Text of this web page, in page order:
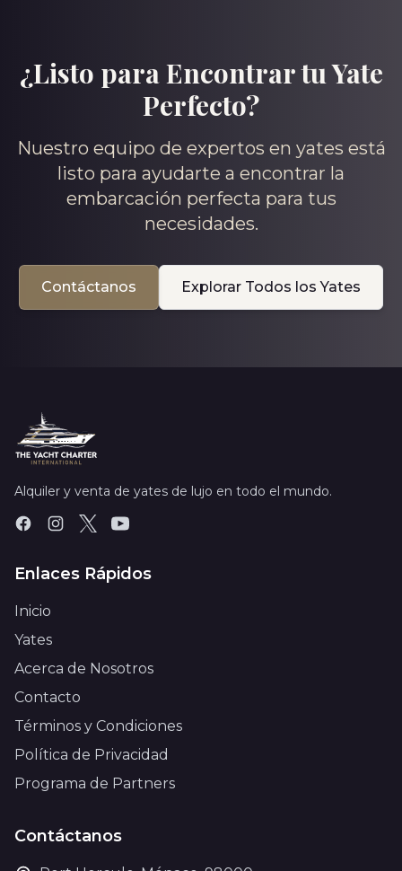
¿Listo para Encontrar tu Yate
Perfecto?
Nuestro equipo de expertos en yates está
listo para ayudarte a encontrar la
embarcación perfecta para tus
necesidades.
Contáctanos Explorar Todos los Yates
Alquiler y venta de yates de lujo en todo el mundo.
Enlaces Rápidos
Inicio
Yates
Acerca de Nosotros
Contacto
Términos y Condiciones
Política de Privacidad
Programa de Partners
Contáctanos